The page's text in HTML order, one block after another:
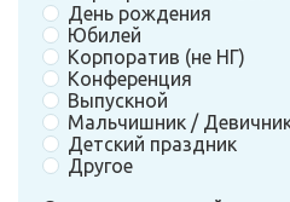
День рождения
Юбилей
Корпоратив (не НГ)
Конференция
Выпускной
Мальчишник /
Детский праздник
Другое